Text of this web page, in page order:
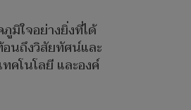
มิใจอย่างยิ่งที่ได้
นถึงวิสัยทัศน์และ
คโนโลยี และองค์